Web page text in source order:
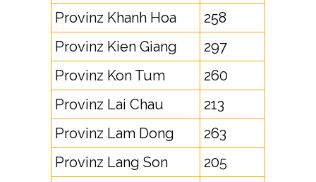
Provinz Khanh Hoa
258
Provinz Kien Giang
297
Provinz Kon Tum
260
Provinz Lai Chau
213
Provinz Lam Dong
263
Provinz Lang Son
205